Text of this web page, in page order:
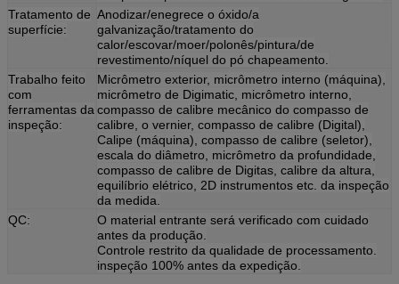
Tratamento de
superfície:
Anodizar/enegrece o óxido/a
galvanização/tratamento do
calor/escovar/moer/polonês/pintura/de
revestimento/níquel do pó chapeamento.
Trabalho feito
com
ferramentas da
inspeção:
Micrômetro exterior, micrômetro interno (máquina),
micrômetro de Digimatic, micrômetro interno,
compasso de calibre mecânico do compasso de
calibre, o vernier, compasso de calibre (Digital),
Calipe (máquina), compasso de calibre (seletor),
escala do diâmetro, micrômetro da profundidade,
compasso de calibre de Digitas, calibre da altura,
equilíbrio elétrico, 2D instrumentos etc. da inspeção
da medida.
QC:
O material entrante será verificado com cuidado
antes da produção.
Controle restrito da qualidade de processamento.
inspeção 100% antes da expedição.